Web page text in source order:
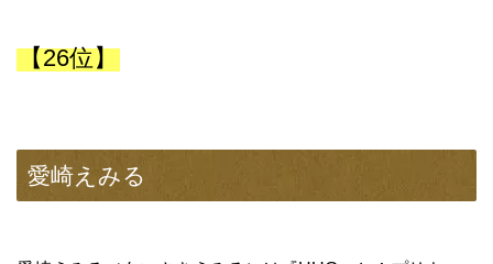
【26位】
愛崎えみる